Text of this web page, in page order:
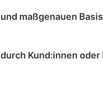
maßgenauen
Kund:innen